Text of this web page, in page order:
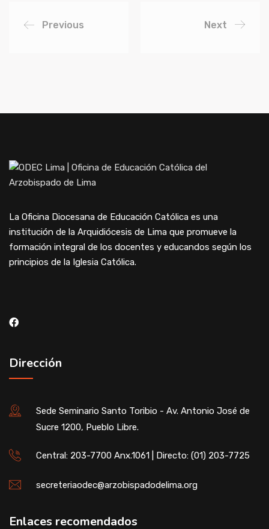
Previous Next
La Oficina Diocesana de Educación Católica es una
institución de la Arquidiócesis de Lima que promueve la
formación integral de los docentes y educandos según los
principios de la Iglesia Católica.
Dirección
Sede Seminario Santo Toribio - Av. Antonio José de
Sucre 1200, Pueblo Libre.
Central: 203-7700 Anx.1061 | Directo: (01) 203-7725
secreteriaodec@arzobispadodelima.org
Enlaces recomendados